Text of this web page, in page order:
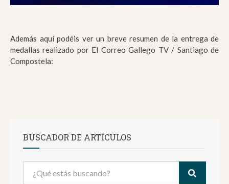
Además aquí podéis ver un breve resumen de la entrega de
medallas realizado por El Correo Gallego TV / Santiago de
Compostela:
BUSCADOR DE ARTÍCULOS